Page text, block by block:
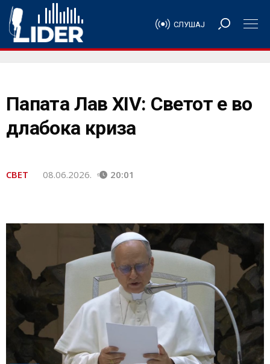
СЛУШАЈ
Папата Лав XIV: Светот е во
длабока криза
СВЕТ 08.06.2026. 20:01